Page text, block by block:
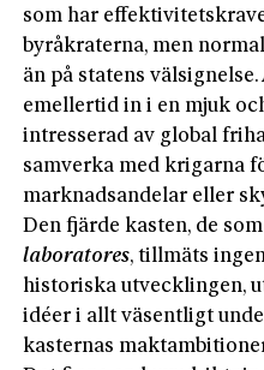
som har
byråkraterna, men
än på statens
emellertid in i en mjuk
intresserad av global
samverka med krigarna
marknadsandelar eller
Den fjärde kasten, de
laboratores, tillmäts
historiska utvecklingen,
idéer i allt väsentligt
kasternas